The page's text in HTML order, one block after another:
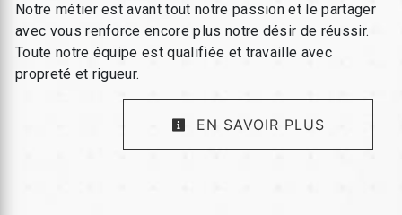
Notre métier est avant tout notre passion et le partager
avec vous renforce encore plus notre désir de réussir.
Toute notre équipe est qualifiée et travaille avec
propreté et rigueur.
EN SAVOIR PLUS